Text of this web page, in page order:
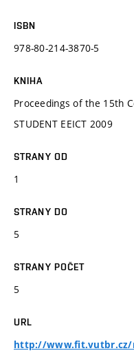
ISBN
978-80-214-3870-5
KNIHA
Proceedings of the 15th
STUDENT EEICT 2009
STRANY OD
1
STRANY DO
5
STRANY POČET
5
URL
http://www.fit.vutbr.cz/